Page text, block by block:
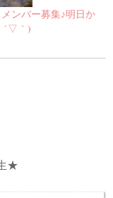
ンバー募集♪明日か
´▽｀)
★